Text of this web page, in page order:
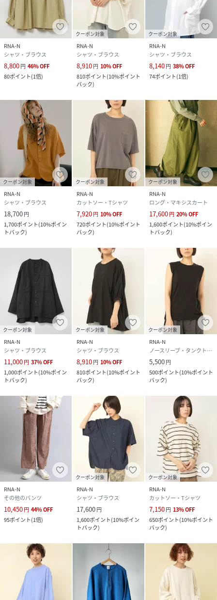
RNA-N
シャツ・ブラウス
8,800円 46%OFF
80ポイント(1倍)
クーポン対象
RNA-N
シャツ・ブラウス
8,910円 10%OFF
810ポイント(10%ポイント
バック)
クーポン対象
RNA-N
シャツ・ブラウス
8,140円 38%OFF
74ポイント(1倍)
クーポン対象
RNA-N
シャツ・ブラウス
18,700円
1,700ポイント(10%ポイン
トバック)
クーポン対象
RNA-N
カットソー・Tシャツ
7,920円 10%OFF
720ポイント(10%ポイント
バック)
クーポン対象
RNA-N
ロング・マキシスカート
17,600円 20%OFF
1,600ポイント(10%ポイン
トバック)
クーポン対象
RNA-N
シャツ・ブラウス
11,000円 37%OFF
1,000ポイント(10%ポイン
トバック)
クーポン対象
RNA-N
シャツ・ブラウス
8,910円 10%OFF
810ポイント(10%ポイント
バック)
クーポン対象
RNA-N
ノースリーブ・タンクトップ
5,500円
500ポイント(10%ポイント
バック)
RNA-N
その他のパンツ
10,450円 44%OFF
95ポイント(1倍)
クーポン対象
RNA-N
シャツ・ブラウス
17,600円
1,600ポイント(10%ポイン
トバック)
クーポン対象
RNA-N
カットソー・Tシャツ
7,150円 13%OFF
650ポイント(10%ポイント
バック)